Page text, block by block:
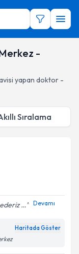
-
yapan doktor -
Sıralama
… Devamı
Haritada Göster